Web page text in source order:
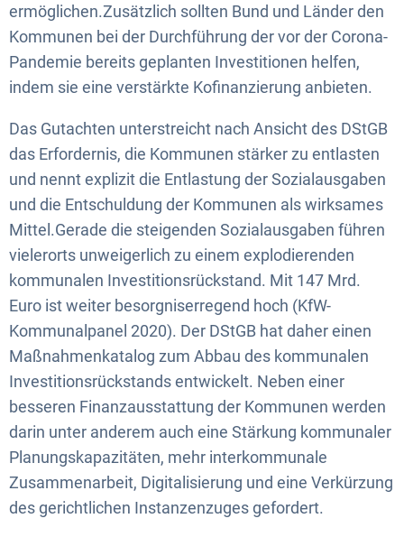
ermöglichen.Zusätzlich sollten Bund und Länder den
Kommunen bei der Durchführung der vor der Corona-
Pandemie bereits geplanten Investitionen helfen,
indem sie eine verstärkte Kofinanzierung anbieten.
Das Gutachten unterstreicht nach Ansicht des DStGB
das Erfordernis, die Kommunen stärker zu entlasten
und nennt explizit die Entlastung der Sozialausgaben
und die Entschuldung der Kommunen als wirksames
Mittel.Gerade die steigenden Sozialausgaben führen
vielerorts unweigerlich zu einem explodierenden
kommunalen Investitionsrückstand. Mit 147 Mrd.
Euro ist weiter besorgniserregend hoch (KfW-
Kommunalpanel 2020). Der DStGB hat daher einen
Maßnahmenkatalog zum Abbau des kommunalen
Investitionsrückstands entwickelt. Neben einer
besseren Finanzausstattung der Kommunen werden
darin unter anderem auch eine Stärkung kommunaler
Planungskapazitäten, mehr interkommunale
Zusammenarbeit, Digitalisierung und eine Verkürzung
des gerichtlichen Instanzenzuges gefordert.